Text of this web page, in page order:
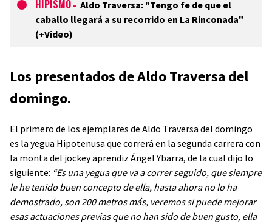
HIPISMO - Aldo Traversa: "Tengo fe de que el
caballo llegará a su recorrido en La Rinconada"
(+Video)
Los presentados de Aldo Traversa del
domingo.
El primero de los ejemplares de Aldo Traversa del domingo
es la yegua Hipotenusa que correrá en la segunda carrera con
la monta del jockey aprendiz Ángel Ybarra, de la cual dijo lo
siguiente: “Es una yegua que va a correr seguido, que siempre
le he tenido buen concepto de ella, hasta ahora no lo ha
demostrado, son 200 metros más, veremos si puede mejorar
esas actuaciones previas que no han sido de buen gusto, ella